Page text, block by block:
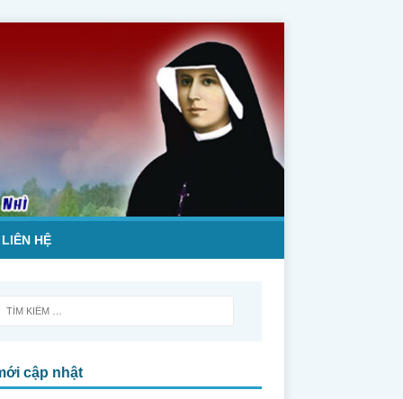
LIÊN HỆ
cập nhật